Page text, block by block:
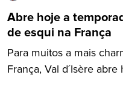
Abre hoje a
de esqui na França
Para muitos a mais
França, Val d´Isère